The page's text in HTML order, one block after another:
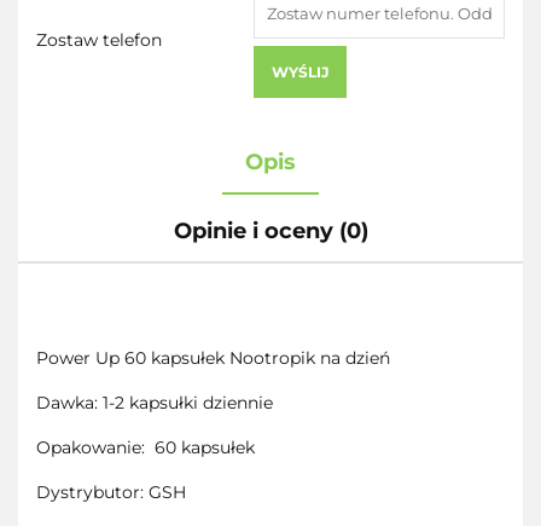
Zostaw telefon
WYŚLIJ
Opis
Opinie i oceny (0)
Power Up 60 kapsułek Nootropik na dzień
Dawka: 1-2 kapsułki dziennie
Opakowanie: 60 kapsułek
Dystrybutor: GSH